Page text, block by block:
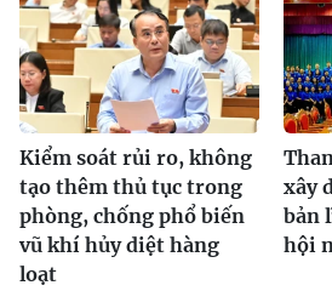
Kiểm soát rủi ro, không
tạo thêm thủ tục trong
phòng, chống phổ biến
vũ khí hủy diệt hàng
loạt
xây
bản
hội